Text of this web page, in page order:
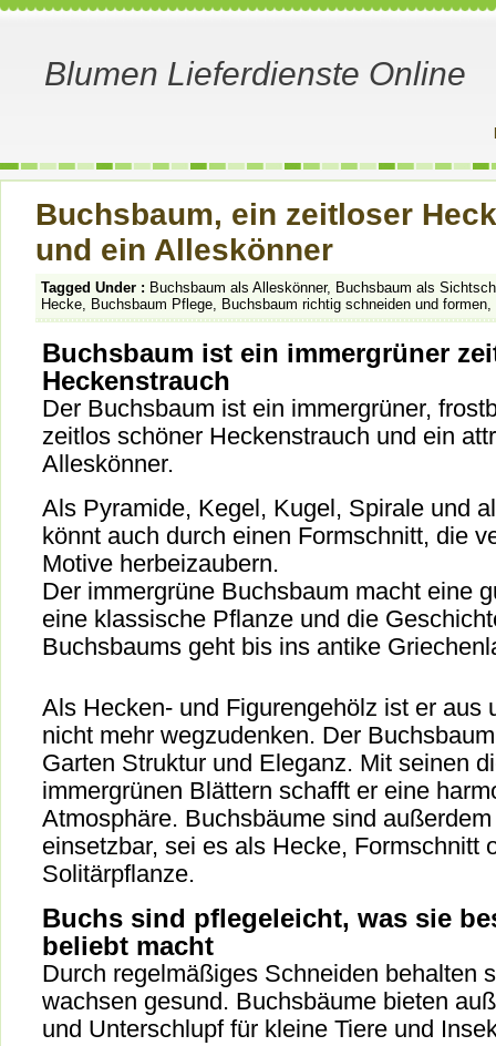
Blumen Lieferdienste Online
Buchsbaum, ein zeitloser
und ein Alleskönner
Tagged Under : Buchsbaum als Alleskönner, Buchsbaum als
Hecke, Buchsbaum Pflege, Buchsbaum richtig schneiden und formen,
Buchsbaum ist ein immergrüner
Heckenstrauch
Der Buchsbaum ist ein immergrüner,
zeitlos schöner Heckenstrauch und ein
Alleskönner.
Als Pyramide, Kegel, Kugel, Spirale und
könnt auch durch einen Formschnitt, die
Motive herbeizaubern.
Der immergrüne Buchsbaum macht eine
eine klassische Pflanze und die
Buchsbaums geht bis ins antike
Als Hecken- und Figurengehölz ist er aus
nicht mehr wegzudenken. Der
Garten Struktur und Eleganz. Mit seinen
immergrünen Blättern schafft er eine
Atmosphäre. Buchsbäume sind
einsetzbar, sei es als Hecke, Formschnitt
Solitärpflanze.
Buchs sind pflegeleicht, was sie
beliebt macht
Durch regelmäßiges Schneiden behalten
wachsen gesund. Buchsbäume bieten
und Unterschlupf für kleine Tiere und